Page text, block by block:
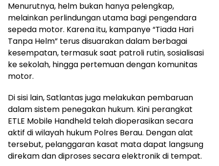
Menurutnya, helm bukan hanya pelengkap,
melainkan perlindungan utama bagi pengendara
sepeda motor. Karena itu, kampanye “Tiada Hari
Tanpa Helm” terus disuarakan dalam berbagai
kesempatan, termasuk saat patroli rutin, sosialisasi
ke sekolah, hingga pertemuan dengan komunitas
motor.
Di sisi lain, Satlantas juga melakukan pembaruan
dalam sistem penegakan hukum. Kini perangkat
ETLE Mobile Handheld telah dioperasikan secara
aktif di wilayah hukum Polres Berau. Dengan alat
tersebut, pelanggaran kasat mata dapat langsung
direkam dan diproses secara elektronik di tempat.